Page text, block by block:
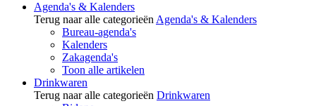
Agenda's & Kalenders
Terug naar alle categorieën Agenda's & Kalenders
Bureau-agenda's
Kalenders
Zakagenda's
Toon alle artikelen
Drinkwaren
Terug naar alle categorieën Drinkwaren